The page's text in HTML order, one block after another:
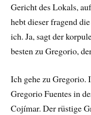
Gericht des Lokals,
hebt dieser fragend
ich. Ja, sagt der
besten zu Gregorio,
Ich gehe zu Gregorio.
Gregorio Fuentes in
Cojímar. Der rüstige